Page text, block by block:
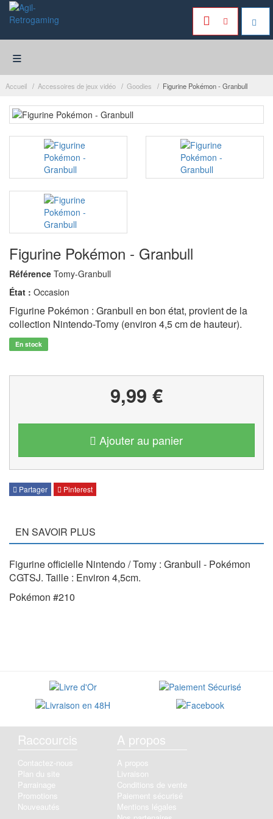
≡
Accueil Accessoires de jeux vidéo Goodies Figurine Pokémon - Granbull
Figurine Pokémon - Granbull
Référence Tomy-Granbull
État : Occasion
Figurine Pokémon : Granbull en bon état, provient de la
collection Nintendo-Tomy (environ 4,5 cm de hauteur).
En stock
9,99 €
Ajouter au panier
Partager Pinterest
EN SAVOIR PLUS
Figurine officielle Nintendo / Tomy : Granbull - Pokémon
CGTSJ. Taille : Environ 4,5cm.
Pokémon #210
Raccourcis
Contactez-nous
Plan du site
Parrainage
Promotions
Nouveautés
A propos
A propos
Livraison
Conditions de vente
Paiement sécurisé
Mentions légales